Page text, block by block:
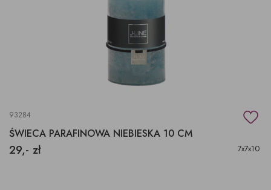
93284
ŚWIECA PARAFINOWA NIEBIESKA 10 CM
29,- zł 7x7x10